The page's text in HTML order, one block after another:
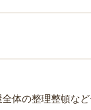
体の整理整頓な